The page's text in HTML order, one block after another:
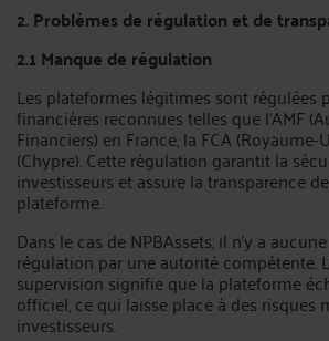
2. Problèmes de régulation et de
2.1 Manque de régulation
Les plateformes légitimes sont régulées
financières reconnues telles que l'AMF
Financiers) en France, la FCA (Royaume-
(Chypre). Cette régulation garantit la
investisseurs et assure la transparence
plateforme.
Dans le cas de NPBAssets, il n'y a
régulation par une autorité compétente.
supervision signifie que la plateforme
officiel, ce qui laisse place à des risques
investisseurs.